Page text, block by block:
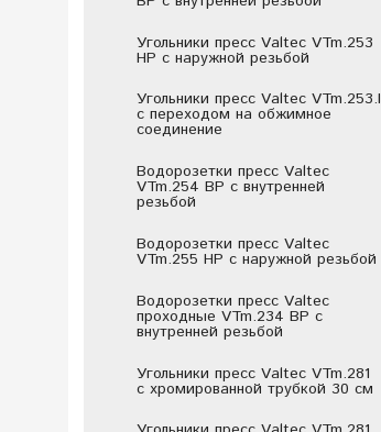
Угольники пресс Valtec VTm.253
НР с наружной резьбой
Угольники пресс Valtec VTm.253.I
с переходом на обжимное
соединение
Водорозетки пресс Valtec
VTm.254 ВР с внутренней
резьбой
Водорозетки пресс Valtec
VTm.255 НР с наружной резьбой
Водорозетки пресс Valtec
проходные VTm.234 ВР с
внутренней резьбой
Угольники пресс Valtec VTm.281
с хромированной трубкой 30 см